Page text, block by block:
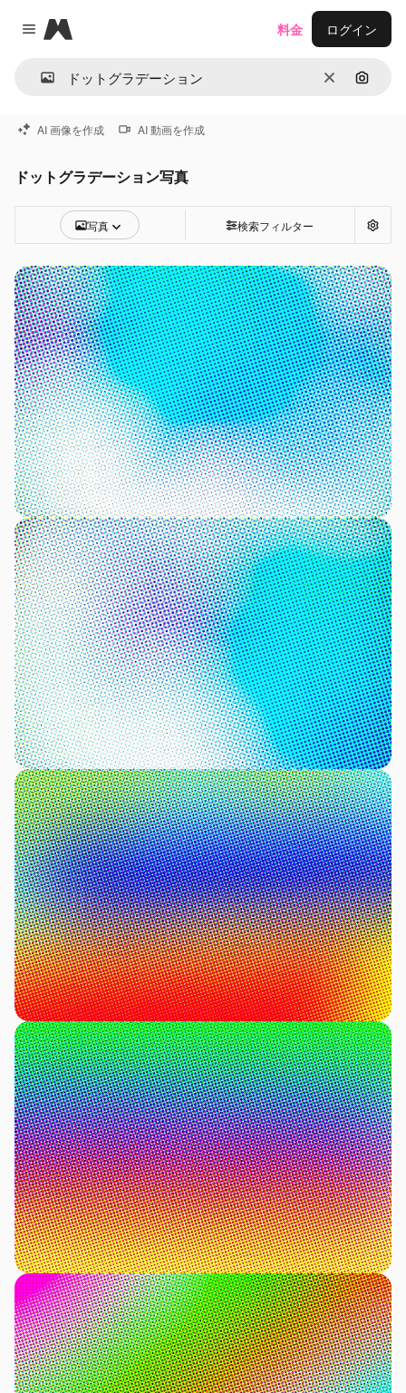
Close menu
Magnific
消去 画像で
料金 ログイン
AI 画像を作成 AI 動画を作成
ドットグラデーション写真
写真 検索フィルター